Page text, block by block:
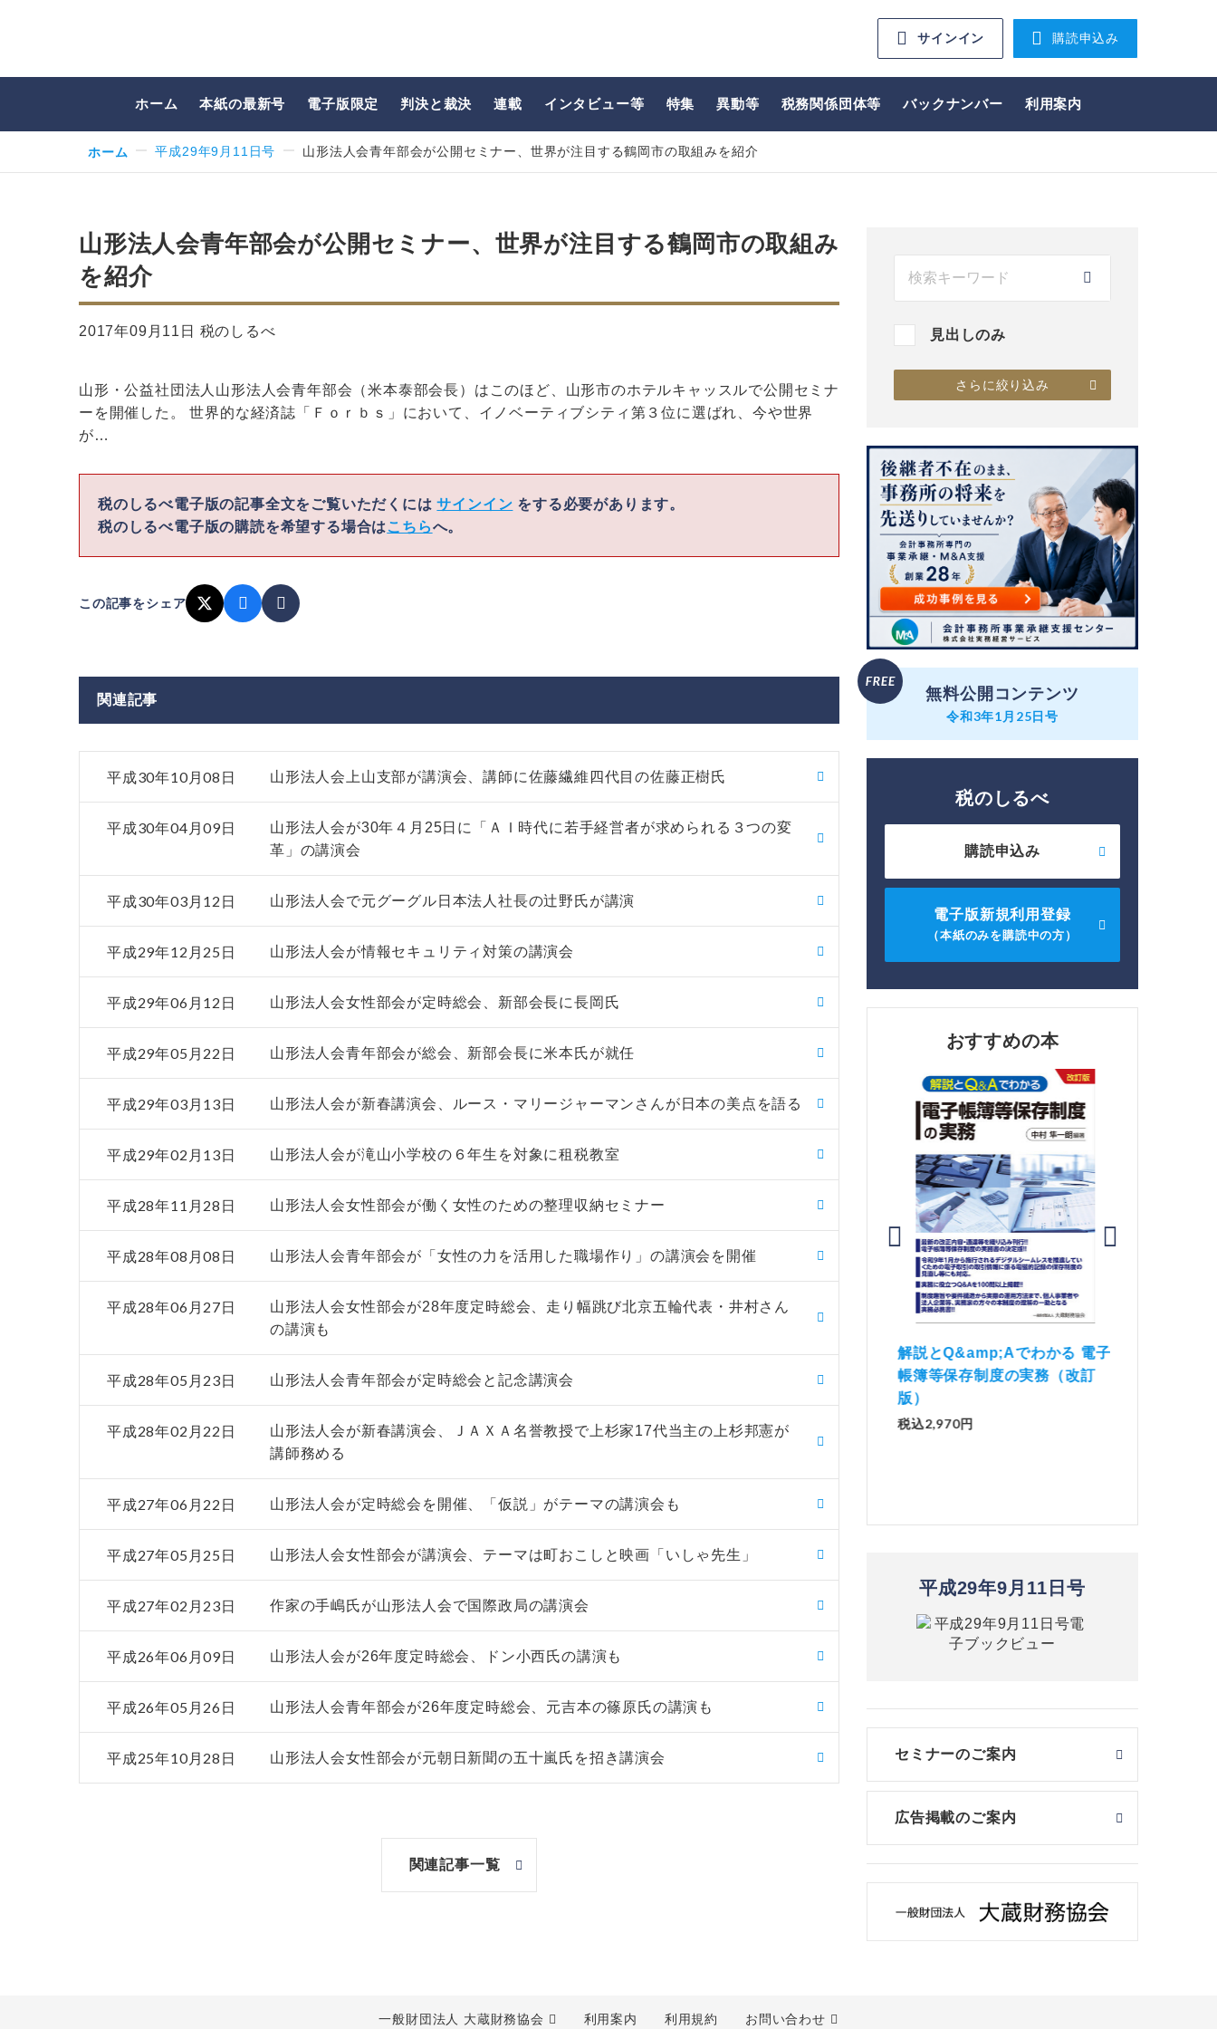
サインイン 購読申込み
ホーム 本紙の最新号 電子版限定 判決と裁決 連載 インタビュー等 特集 異動等 税務関係団体等 バックナンバー 利用案内
ホーム 平成29年9月11日号 山形法人会青年部会が公開セミナー、世界が注目する鶴岡市の取組みを紹介
山形法人会青年部会が公開セミナー、世界が注目する鶴岡市の取組み
を紹介
2017年09月11日 税のしるべ
山形・公益社団法人山形法人会青年部会（米本泰部会長）はこのほど、山形市のホテルキャッスルで公開セミナ
ーを開催した。 世界的な経済誌「Ｆｏｒｂｓ」において、イノベーティブシティ第３位に選ばれ、今や世界
が…
税のしるべ電子版の記事全文をご覧いただくにはサインイン をする必要があります。
税のしるべ電子版の購読を希望する場合は こちらへ。
この記事をシェア
関連記事
平成30年10月08日 山形法人会上山支部が講演会、講師に佐藤繊維四代目の佐藤正樹氏
平成30年04月09日
山形法人会が30年４月25日に「ＡＩ時代に若手経営者が求められる３つの変
革」の講演会
平成30年03月12日 山形法人会で元グーグル日本法人社長の辻野氏が講演
平成29年12月25日 山形法人会が情報セキュリティ対策の講演会
平成29年06月12日 山形法人会女性部会が定時総会、新部会長に長岡氏
平成29年05月22日 山形法人会青年部会が総会、新部会長に米本氏が就任
平成29年03月13日 山形法人会が新春講演会、ルース・マリージャーマンさんが日本の美点を語る
平成29年02月13日 山形法人会が滝山小学校の６年生を対象に租税教室
平成28年11月28日 山形法人会女性部会が働く女性のための整理収納セミナー
平成28年08月08日 山形法人会青年部会が「女性の力を活用した職場作り」の講演会を開催
平成28年06月27日
山形法人会女性部会が28年度定時総会、走り幅跳び北京五輪代表・井村さん
の講演も
平成28年05月23日 山形法人会青年部会が定時総会と記念講演会
平成28年02月22日
山形法人会が新春講演会、ＪＡＸＡ名誉教授で上杉家17代当主の上杉邦憲が
講師務める
平成27年06月22日 山形法人会が定時総会を開催、「仮説」がテーマの講演会も
平成27年05月25日 山形法人会女性部会が講演会、テーマは町おこしと映画「いしゃ先生」
平成27年02月23日 作家の手嶋氏が山形法人会で国際政局の講演会
平成26年06月09日 山形法人会が26年度定時総会、ドン小西氏の講演も
平成26年05月26日 山形法人会青年部会が26年度定時総会、元吉本の篠原氏の講演も
平成25年10月28日 山形法人会女性部会が元朝日新聞の五十嵐氏を招き講演会
関連記事一覧
見出しのみ
さらに絞り込み
無料公開コンテンツ
令和3年1月25日号
税のしるべ
購読申込み
電子版新規利用登録
（本紙のみを購読中の方）
おすすめの本
例（令和8年版）
&amp;Ａ（二訂版）
解説とQ&amp;Aでわかる 電子
帳簿等保存制度の実務（改訂
版）
税込2,970円
「資産承継」
平成29年9月11日号
セミナーのご案内
広告掲載のご案内
一般財団法人 大蔵財務協会 利用案内 利用規約 お問い合わせ